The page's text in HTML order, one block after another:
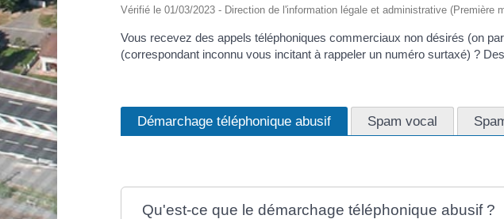
Vérifié le 01/03/2023 - Direction de l'information légale et administrative (Première
Vous recevez des appels téléphoniques commerciaux non désirés (on
(correspondant inconnu vous incitant à rappeler un numéro surtaxé) ?
Démarchage téléphonique abusif Spam vocal
Qu'est-ce que le démarchage téléphonique abusif ?